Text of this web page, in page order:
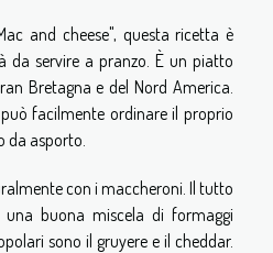
and cheese", questa ricetta è
da servire a pranzo. È un piatto
Bretagna e del Nord America.
facilmente ordinare il proprio
da asporto.
con i maccheroni. Il tutto
buona miscela di formaggi
sono il gruyere e il cheddar.